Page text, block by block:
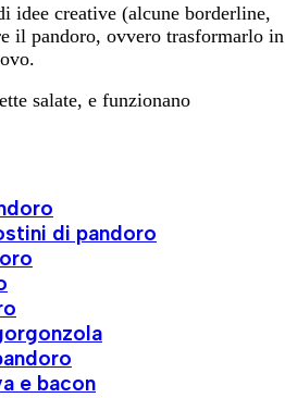
idee creative (alcune borderline,
il pandoro, ovvero trasformarlo in
salate, e funzionano
di pandoro
e bacon